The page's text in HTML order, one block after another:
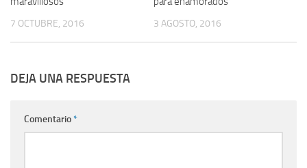
7 OCTUBRE, 2016 3 AGOSTO, 2016
DEJA UNA RESPUESTA
Comentario*